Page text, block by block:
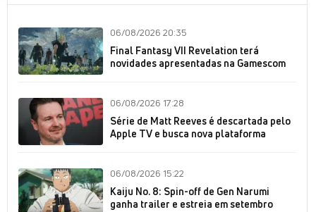
06/08/2026 20:35
Final Fantasy VII Revelation terá
novidades apresentadas na Gamescom
06/08/2026 17:28
Série de Matt Reeves é descartada pelo
Apple TV e busca nova plataforma
06/08/2026 15:22
Kaiju No. 8: Spin-off de Gen Narumi
ganha trailer e estreia em setembro